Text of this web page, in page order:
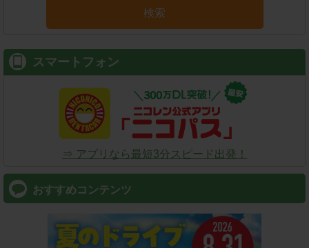
検索
スマートフォン
⇒ アプリなら最短3分スピード出発！
おすすめコンテンツ